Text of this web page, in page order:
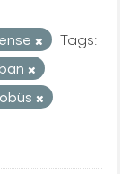
Tags: